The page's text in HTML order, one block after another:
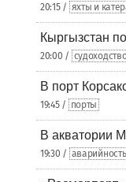
20:15 / яхты и
Кыргызстан
20:00 /
В порт
19:45 / порты
В акватории
19:30 /